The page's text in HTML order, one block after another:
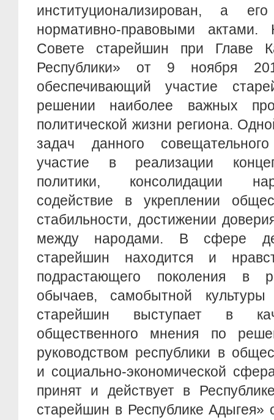
институционализирован, а
нормативно-правовыми
Совете старейшин при Главе
Республики» от 9 ноября
обеспечивающий участие
решении наиболее важных
политической жизни региона.
задач данного
участие в реализации
политики, консолидации
содействие в укреплении
стабильности, достижении
между народами. В сфере
старейшин находится и
подрастающего поколения в
обычаев, самобытной
старейшин выступает в
общественного мнения по
руководством республики в
и социально-экономической
принят и действует в
старейшин в Республике Адыгея»